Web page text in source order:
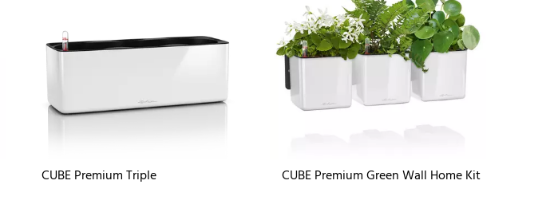
CUBE Premium Triple CUBE Premium Green Wall Home Kit